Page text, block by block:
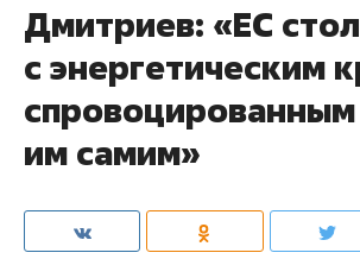
Дмитриев: «ЕС
с энергетическим
спровоцированным
им самим»